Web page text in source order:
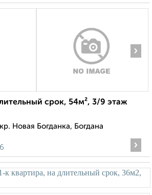
›
срок, 54м², 3/9 этаж
Новая Богданка, Богдана
›